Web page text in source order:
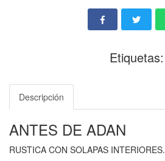
Etiquetas:
Descripción
ANTES DE ADAN
RUSTICA CON SOLAPAS INTERIORES.